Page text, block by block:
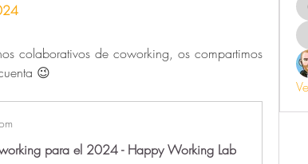
colaborativos de coworking, os compartimos
😉
para el 2024 - Happy Working Lab